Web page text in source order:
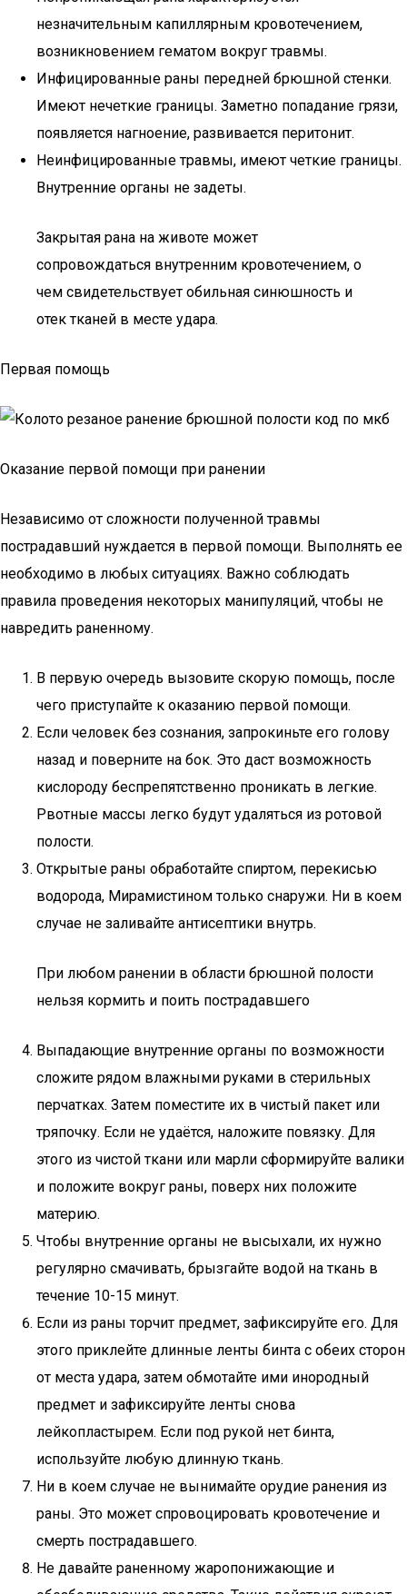
незначительным капиллярным кровотечением,
возникновением гематом вокруг травмы.
Инфицированные раны передней брюшной стенки.
Имеют нечеткие границы. Заметно попадание грязи,
появляется нагноение, развивается перитонит.
Неинфицированные травмы, имеют четкие границы.
Внутренние органы не задеты.
Закрытая рана на животе может
сопровождаться внутренним кровотечением, о
чем свидетельствует обильная синюшность и
отек тканей в месте удара.
Первая помощь
Оказание первой помощи при ранении
Независимо от сложности полученной травмы
пострадавший нуждается в первой помощи. Выполнять ее
необходимо в любых ситуациях. Важно соблюдать
правила проведения некоторых манипуляций, чтобы не
навредить раненному.
В первую очередь вызовите скорую помощь, после
чего приступайте к оказанию первой помощи.
Если человек без сознания, запрокиньте его голову
назад и поверните на бок. Это даст возможность
кислороду беспрепятственно проникать в легкие.
Рвотные массы легко будут удаляться из ротовой
полости.
Открытые раны обработайте спиртом, перекисью
водорода, Мирамистином только снаружи. Ни в коем
случае не заливайте антисептики внутрь.
При любом ранении в области брюшной полости
нельзя кормить и поить пострадавшего
Выпадающие внутренние органы по возможности
сложите рядом влажными руками в стерильных
перчатках. Затем поместите их в чистый пакет или
тряпочку. Если не удаётся, наложите повязку. Для
этого из чистой ткани или марли сформируйте валики
и положите вокруг раны, поверх них положите
материю.
Чтобы внутренние органы не высыхали, их нужно
регулярно смачивать, брызгайте водой на ткань в
течение 10-15 минут.
Если из раны торчит предмет, зафиксируйте его. Для
этого приклейте длинные ленты бинта с обеих сторон
от места удара, затем обмотайте ими инородный
предмет и зафиксируйте ленты снова
лейкопластырем. Если под рукой нет бинта,
используйте любую длинную ткань.
Ни в коем случае не вынимайте орудие ранения из
раны. Это может спровоцировать кровотечение и
смерть пострадавшего.
Не давайте раненному жаропонижающие и